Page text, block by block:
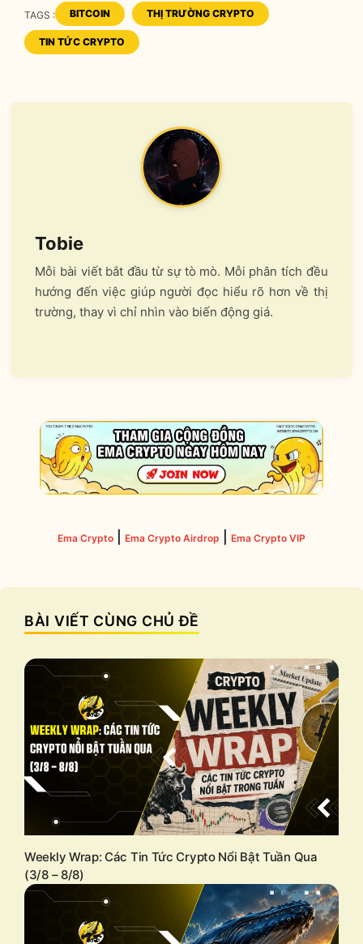
TAGS :
TAGS
BITCOIN THỊ TRƯỜNG CRYPTO
TIN TỨC CRYPTO
Tobie
Mỗi bài viết bắt đầu từ sự tò mò. Mỗi phân tích đều
hướng đến việc giúp người đọc hiểu rõ hơn về thị
trường, thay vì chỉ nhìn vào biến động giá.
Ema Crypto Ema Crypto Airdrop Ema Crypto VIP
BÀI VIẾT CÙNG CHỦ ĐỀ
Weekly Wrap: Các Tin Tức Crypto Nổi Bật Tuần Qua
(3/8 – 8/8)